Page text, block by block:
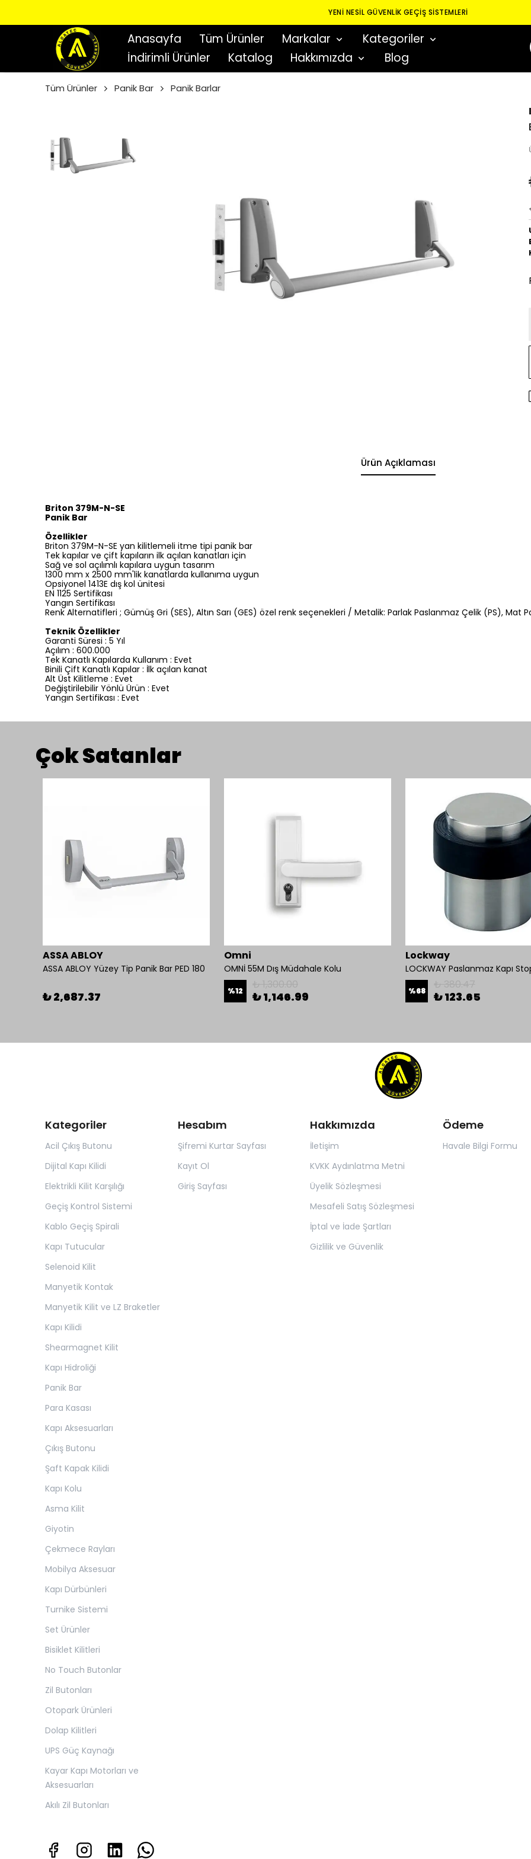
YENI NESIL GÜVENLIK GEÇIŞ SISTEMLERI
Anasayfa Tüm Ürünler Markalar
Kategoriler
İndirimli Ürünler
Katalog Hakkımızda Blog
Tüm Ürünler Panik Bar Panik Barlar
Ürün Açıklaması
Briton 379M-N-SE
Panik Bar
Özellikler
Briton 379M-N-SE yan kilitlemeli itme tipi panik bar
Tek kapılar ve çift kapıların ilk açılan kanatları için
Sağ ve sol açılımlı kapılara uygun tasarım
1300 mm x 2500 mm'lik kanatlarda kullanıma uygun
Opsiyonel 1413E dış kol ünitesi
EN 1125 Sertifikası
Yangın Sertifikası
Renk Alternatifleri ; Gümüş Gri (SES), Altın Sarı (GES) özel renk seçenekleri / Metalik: Parlak Paslanmaz Çelik (PS), Mat
Teknik Özellikler
Garanti Süresi : 5 Yıl
Açılım : 600.000
Tek Kanatlı Kapılarda Kullanım : Evet
Binili Çift Kanatlı Kapılar : İlk açılan kanat
Alt Üst Kilitleme : Evet
Değiştirilebilir Yönlü Ürün : Evet
Yangın Sertifikası : Evet
Çok Satanlar
ASSA ABLOY
ASSA ABLOY Yüzey Tip Panik Bar PED 180
₺ 2,687.37
Omni
OMNİ 55M Dış Müdahale Kolu
%12 ₺ 1,146.99
Lockway
LOCKWAY Paslanmaz Kapı
%68 ₺ 123.65
Kategoriler
Acil Çıkış Butonu
Dijital Kapı Kilidi
Elektrikli Kilit Karşılığı
Geçiş Kontrol Sistemi
Kablo Geçiş Spirali
Kapı Tutucular
Selenoid Kilit
Manyetik Kontak
Manyetik Kilit ve LZ Braketler
Kapı Kilidi
Shearmagnet Kilit
Kapı Hidroliği
Panik Bar
Para Kasası
Kapı Aksesuarları
Çıkış Butonu
Şaft Kapak Kilidi
Kapı Kolu
Asma Kilit
Giyotin
Çekmece Rayları
Mobilya Aksesuar
Kapı Dürbünleri
Turnike Sistemi
Set Ürünler
Bisiklet Kilitleri
No Touch Butonlar
Zil Butonları
Otopark Ürünleri
Dolap Kilitleri
UPS Güç Kaynağı
Kayar Kapı Motorları ve
Aksesuarları
Akılı Zil Butonları
Hesabım
Şifremi Kurtar Sayfası
Kayıt Ol
Giriş Sayfası
Hakkımızda
İletişim
KVKK Aydınlatma Metni
Üyelik Sözleşmesi
Mesafeli Satış Sözleşmesi
İptal ve İade Şartları
Gizlilik ve Güvenlik
Ödeme
Havale Bilgi Formu